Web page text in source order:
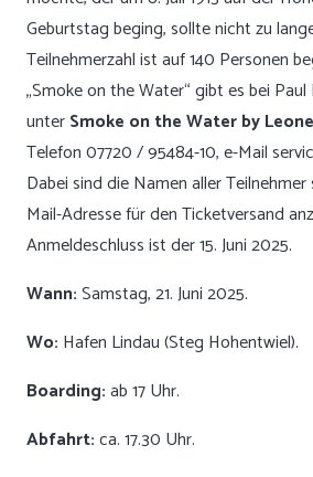
Geburtstag beging, sollte nicht zu
Teilnehmerzahl ist auf 140 Personen
„Smoke on the Water“ gibt es bei Paul
unterSmoke on the Water by
Telefon 07720 / 95484-10, e-Mail
Dabei sind die Namen aller
Mail-Adresse für den Ticketversand
Anmeldeschluss ist der 15. Juni 2025.
Wann:Samstag, 21. Juni 2025.
Wo: Hafen Lindau (Steg Hohentwiel).
Boarding:ab 17 Uhr.
Abfahrt:ca. 17.30 Uhr.